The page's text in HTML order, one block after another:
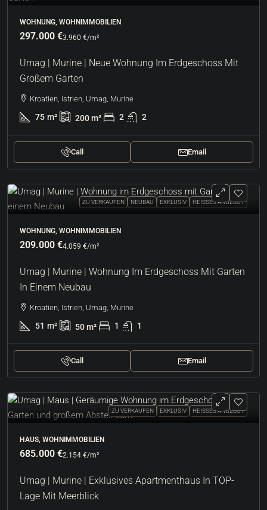
WOHNUNG, WOHNIMMOBILIEN
297.000 €3.960 €/m²
Umag | Murine | Neue Wohnung Im Erdgeschoss Mit
Großem Garten
Kroatien, Istrien, Umag, Murine
75 m² 200m² 2 2
Call Email
ZU VERKAUFEN NEUBAU EXKLUSIV HEISSES ANGEBOT
WOHNUNG, WOHNIMMOBILIEN
209.000 €4.059 €/m²
Umag | Murine | Wohnung Im Erdgeschoss Mit Garten
In Einem Neubau
Kroatien, Istrien, Umag, Murine
51 m² 50m² 1 1
Call Email
ZU VERKAUFEN EXKLUSIV HEISSES ANGEBOT
HAUS, WOHNIMMOBILIEN
685.000 €2.154 €/m²
Umag | Murine | Exklusives Apartmenthaus In TOP-
Lage Mit Meerblick